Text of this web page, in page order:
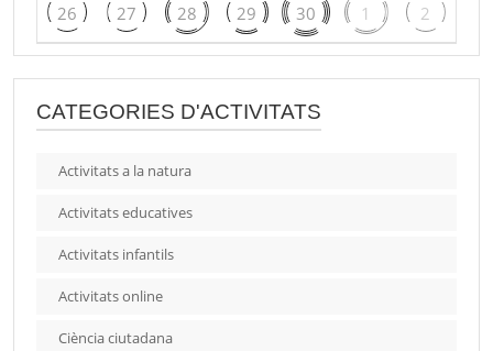
26 27 28 29 30 1 2
CATEGORIES D'ACTIVITATS
Activitats a la natura
Activitats educatives
Activitats infantils
Activitats online
Ciència ciutadana